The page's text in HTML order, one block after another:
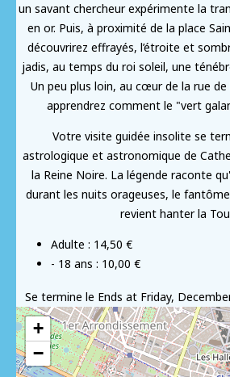
un savant chercheur expérimente la
en or. Puis, à proximité de la place
découvrirez effrayés, l’étroite et
jadis, au temps du roi soleil, une
Un peu plus loin, au cœur de la rue
apprendrez comment le "vert
Votre visite guidée insolite se
astrologique et astronomique de
la Reine Noire. La légende raconte
durant les nuits orageuses, le
revient hanter la
Adulte : 14,50 €
- 18 ans : 10,00 €
Se termine le Ends at Friday,
+
−